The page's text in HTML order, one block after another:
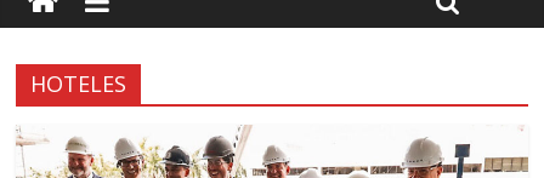
HOTELES